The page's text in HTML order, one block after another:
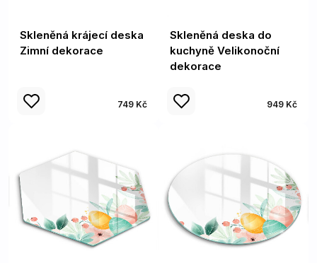
Skleněná krájecí deska
Zimní dekorace
749 Kč
Skleněná deska do
kuchyně Velikonoční
dekorace
949 Kč